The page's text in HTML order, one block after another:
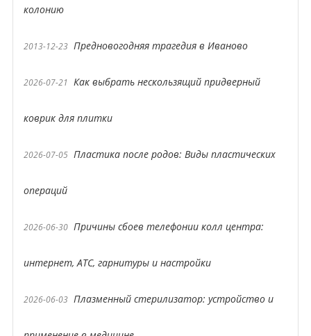
колонию
2013-12-23 Предновогодняя трагедия в Иваново
2026-07-21 Как выбрать нескользящий придверный
коврик для плитки
2026-07-05 Пластика после родов: Виды пластических
операций
2026-06-30 Причины сбоев телефонии колл центра:
интернет, АТС, гарнитуры и настройки
2026-06-03 Плазменный стерилизатор: устройство и